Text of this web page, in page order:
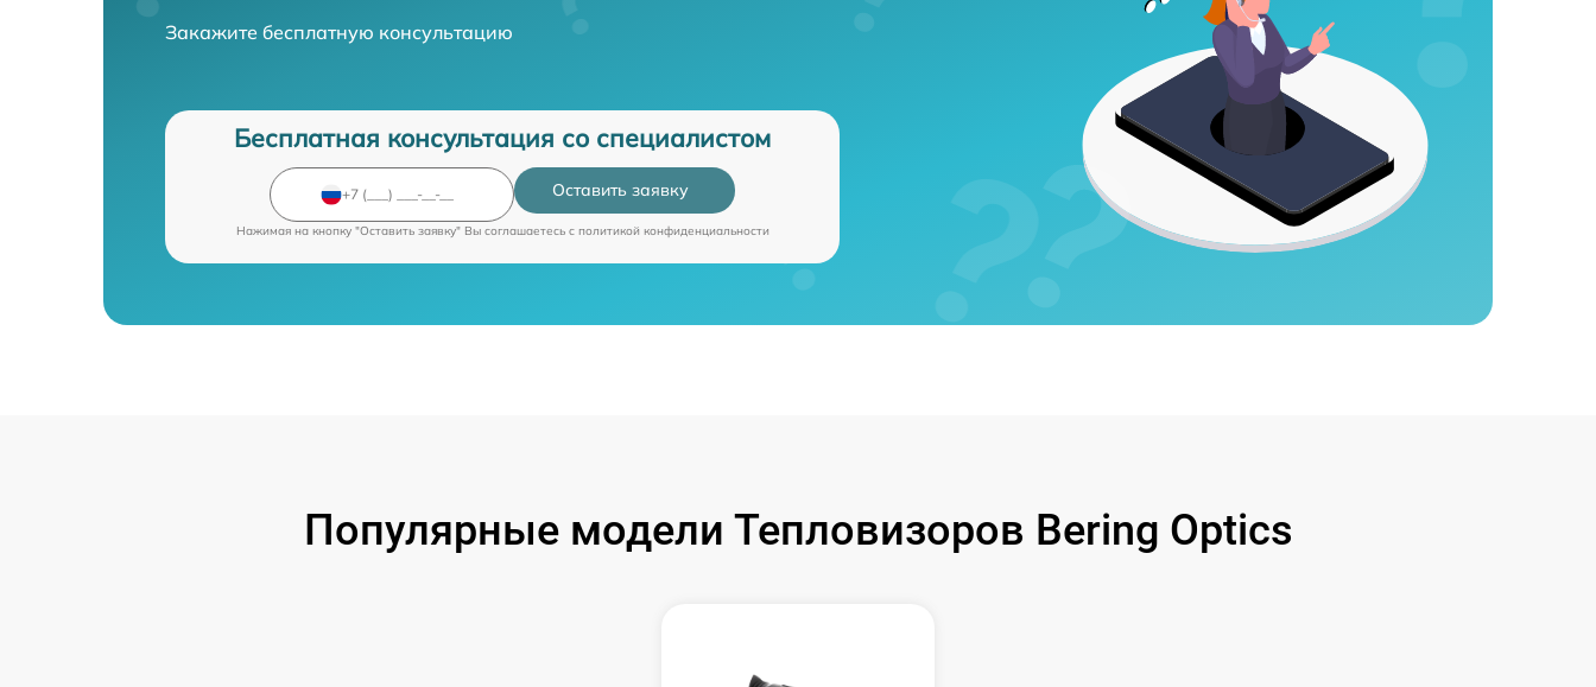
Закажите бесплатную консультацию
Бесплатная консультация со специалистом
Оставить заявку
Нажимая на кнопку "Оставить заявку" Вы соглашаетесь c политикой конфиденциальности
Популярные модели Тепловизоров Bering Optics